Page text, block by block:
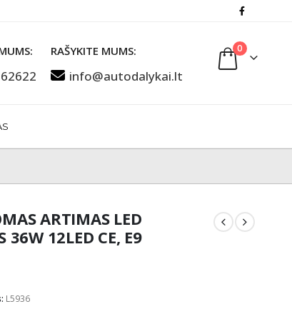
RAŠYKITE MUMS:
info@autodalykai.lt
0
ARTIMAS LED
36W 12LED CE, E9
L5936